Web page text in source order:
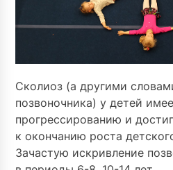
Сколиоз (а другими
позвоночника) у детей
прогрессированию и
к окончанию роста
Зачастую искривление